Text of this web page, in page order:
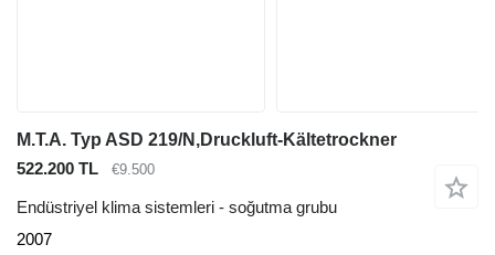
M.T.A. Typ ASD 219/N,Druckluft-Kältetrockner
522.200 TL
€9.500
Endüstriyel klima sistemleri - soğutma grubu
2007